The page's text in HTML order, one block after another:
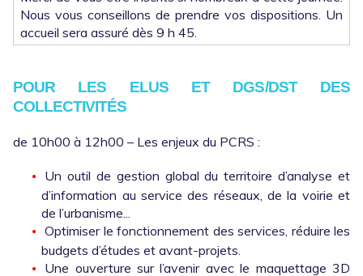
Nous vous conseillons de prendre vos dispositions. Un
accueil sera assuré dès 9 h 45.
POUR LES ELUS ET DGS/DST DES
COLLECTIVITÉS
de 10h00 à 12h00 – Les enjeux du PCRS :
Un outil de gestion global du territoire d’analyse et
d’information au service des réseaux, de la voirie et
de l’urbanisme...
Optimiser le fonctionnement des services, réduire les
budgets d’études et avant-projets.
Une ouverture sur l’avenir avec le maquettage 3D